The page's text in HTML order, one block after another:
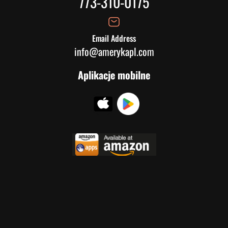
Email Address
info@amerykapl.com
Aplikacje mobilne